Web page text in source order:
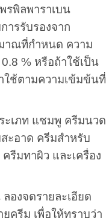
รพิลพาราเบน
ารรับรองจาก
าณที่กำหนด ความ
% หรือถ้าใช้เป็น
ใช้ตามความเข้มข้นที่
ะเภท แชมพู ครีมนวด
ะอาด ครีมสำหรับ
ครีมทาผิว และเครื่อง
องจดรายละเอียด
ครีม เพื่อให้ทราบว่า